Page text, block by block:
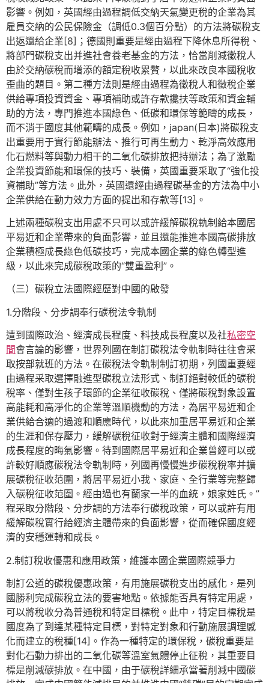
影響。例如，英國經由過程調低交納天氣變更稅的企業為其
雇員交納的公民保險金（調低0.3個百分點）的方法將碳稅支
出返還給企業[8]；德國則重要是經由過程下降休息所得稅、
將部門碳稅支出并進社會養老基金的方法，恰當削減徵稅人
由於交納碳稅而增添的額定稅收累贅，以此來改良本國稅收
歪曲的題目。第二種方法則是經由過程為徵稅人和徵稅企業
供給專項投資資金、專項補助或許存款攙扶等政策和資金輔
助的方法，專門推進本國綠色、低碳和環保等範疇的成長，
而不消于國度其他範疇的成長。例如，japan(日本)將碳稅支
出重要用于實行節能辦法、推行可再生動力、乾淨高效應用
化石燃料等與動力相干的二氧化碳排放把持辦法；為了激勵
企業投資節能和環保的技巧、裝備，英國重要采取了“強化投
資補助”等方法。此外，英國還經由過程碳基金的方法為中小
企業供給在動力效力方面的提出和存款等[13]。
上述兩種碳稅支出用處不只可以或許緩解碳稅軌制給本國居
平易近和企業帶來的負面影響，並且還能推進本國高碳排放
企業積極成長綠色低碳技巧，完成本國企業的綠色轉型進
級，以此來完成碳稅政策的“雙重盈利”。
（三）碳稅立法國際經歷對中國的啟發
1.分階段、分步調奉行碳稅法令軌制
遭到國際政治、經濟成長程度、科技成長程度以及社私密空
間會言論的影響，世界列國在制訂碳稅法令軌制時往往會采
取按部就班的方法。在碳稅法令軌制制訂初期，列國重要經
由過程采取選擇融進型碳稅立法形式、制訂絕對較低的碳稅
稅率、僅對生孩子環節的企業征收碳稅、僅將碳稅對象設置
高能耗和高淨化的企業等溫順機動的方法，為居平易近和企
業供給合適的過渡和順應時代，以此來加重居平易近和企業
的生涯和保存壓力，緩解碳稅征收對于經濟主體和國際經濟
成長程度的晦氣影響。待到國際居平易近和企業曾經可以或
許較好順應碳稅法令軌制時，列國再慢慢進步碳稅稅率并擴
展碳稅征收范圍，將居平易近小我、家庭、全行業等完整歸
入碳稅征收范圍。經由過也有蘭家一半的血統，娘家姓氏。”
程采取分階段、分步調的方法奉行碳稅政策，可以或許有用
緩解碳稅實行給經濟主體帶來的負面影響，從而確保國度經
濟的安穩運轉和成長。
2.制訂稅收優惠和應用政策，維護本國企業國際競爭力
制訂公道的碳稅優惠政策，有用施展碳稅支出的感化，是列
國勝利完成碳稅立法的要害地點。依據能否具有特定用處，
可以將稅收分為普通稅和特定目標稅。此中，特定目標稅是
國度為了到達某種特定目標，對特定對象和行動施展調理感
化而建立的稅種[14]。作為一種特定的環保稅，碳稅重要是
對化石動力排出的二氧化碳等溫室氣體停止征稅，其重要目
標是削減碳排放。在中國，由于碳稅詳細承當著削減中國碳